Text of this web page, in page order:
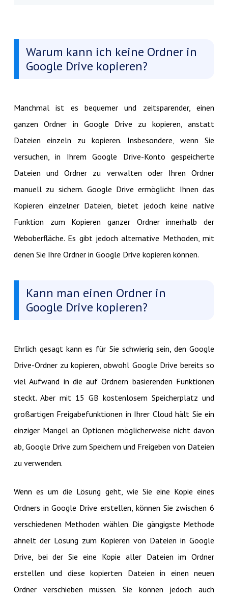
Warum kann ich keine Ordner in
Google Drive kopieren?
Manchmal ist es bequemer und zeitsparender, einen
ganzen Ordner in Google Drive zu kopieren, anstatt
Dateien einzeln zu kopieren. Insbesondere, wenn Sie
versuchen, in Ihrem Google Drive-Konto gespeicherte
Dateien und Ordner zu verwalten oder Ihren Ordner
manuell zu sichern. Google Drive ermöglicht Ihnen das
Kopieren einzelner Dateien, bietet jedoch keine native
Funktion zum Kopieren ganzer Ordner innerhalb der
Weboberfläche. Es gibt jedoch alternative Methoden, mit
denen Sie Ihre Ordner in Google Drive kopieren können.
Kann man einen Ordner in
Google Drive kopieren?
Ehrlich gesagt kann es für Sie schwierig sein, den Google
Drive-Ordner zu kopieren, obwohl Google Drive bereits so
viel Aufwand in die auf Ordnern basierenden Funktionen
steckt. Aber mit 15 GB kostenlosem Speicherplatz und
großartigen Freigabefunktionen in Ihrer Cloud hält Sie ein
einziger Mangel an Optionen möglicherweise nicht davon
ab, Google Drive zum Speichern und Freigeben von Dateien
zu verwenden.
Wenn es um die Lösung geht, wie Sie eine Kopie eines
Ordners in Google Drive erstellen, können Sie zwischen 6
verschiedenen Methoden wählen. Die gängigste Methode
ähnelt der Lösung zum Kopieren von Dateien in Google
Drive, bei der Sie eine Kopie aller Dateien im Ordner
erstellen und diese kopierten Dateien in einen neuen
Ordner verschieben müssen. Sie können jedoch auch